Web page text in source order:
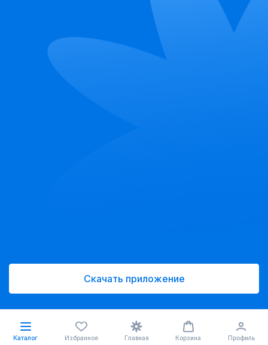
Скачать приложение
Каталог Избранное Главная Корзина Профиль